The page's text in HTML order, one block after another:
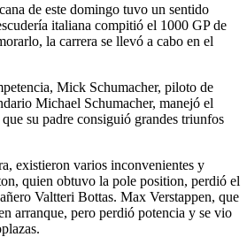
de este domingo tuvo un sentido
italiana compitió el 1000 GP de
la carrera se llevó a cabo en el
Mick Schumacher, piloto de
Michael Schumacher, manejó el
su padre consiguió grandes triunfos
existieron varios inconvenientes y
quien obtuvo la pole position, perdió el
Valtteri Bottas. Max Verstappen, que
arranque, pero perdió potencia y se vio